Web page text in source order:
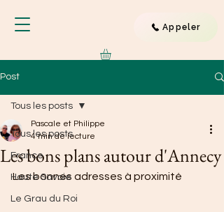
Appeler
Post
Tous les posts
France
Haute Savoie
Le Grau du Roi
Tous les posts
Les bons plans autour d'Annecy
Pascale et Philippe
4 min de lecture
Les bonnes adresses à proximité